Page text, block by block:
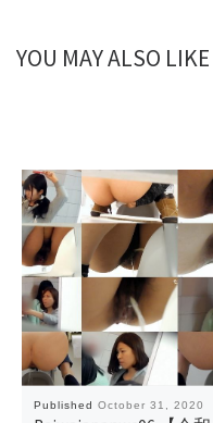
YOU MAY ALSO LIKE
PublishedOctober 31, 2020